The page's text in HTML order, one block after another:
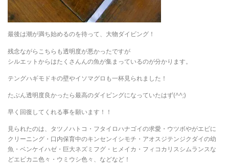
最後は潮が満ち始めるのを待って、大物ダイビング！
残念ながらこちらも透明度が悪かったですが
シルエットからはたくさんんの魚が集まっているのが分かります。
テングハギモドキの壁やイソマグロも一杯見られました！
たぶん透明度良かったら最高のダイビングになっていたはず(^^;)
早く回復してくれる事を願います！！
見られたのは、タツノハトコ・フタイロハナゴイの求愛・ウツボやがエビに
クリーニング・口内保育中のキンセンイシモチ・アオスジテンジクダイの幼
魚・ベンケイハゼ・巨大ネズミフグ・ヒメイカ・フィコカリスシムランスな
どエビカニ色々・ウミウシ色々、などなど！